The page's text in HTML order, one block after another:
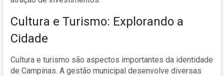
Cultura e Turismo: Explorando a
Cidade
Cultura e turismo são aspectos importantes da identidade
de Campinas. A gestão municipal desenvolve diversas